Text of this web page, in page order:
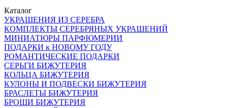
Каталог
УКРАШЕНИЯ ИЗ СЕРЕБРА
КОМПЛЕКТЫ СЕРЕБРЯНЫХ УКРАШЕНИЙ
МИНИАТЮРЫ ПАРФЮМЕРИИ
ПОДАРКИ к НОВОМУ ГОДУ
РОМАНТИЧЕСКИЕ ПОДАРКИ
СЕРЬГИ БИЖУТЕРИЯ
КОЛЬЦА БИЖУТЕРИЯ
КУЛОНЫ И ПОДВЕСКИ БИЖУТЕРИЯ
БРАСЛЕТЫ БИЖУТЕРИЯ
БРОШИ БИЖУТЕРИЯ